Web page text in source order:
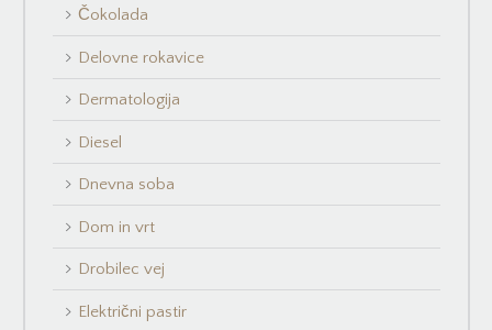
Čokolada
Delovne rokavice
Dermatologija
Diesel
Dnevna soba
Dom in vrt
Drobilec vej
Električni pastir